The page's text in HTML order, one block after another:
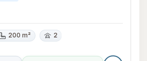
200 m² 2